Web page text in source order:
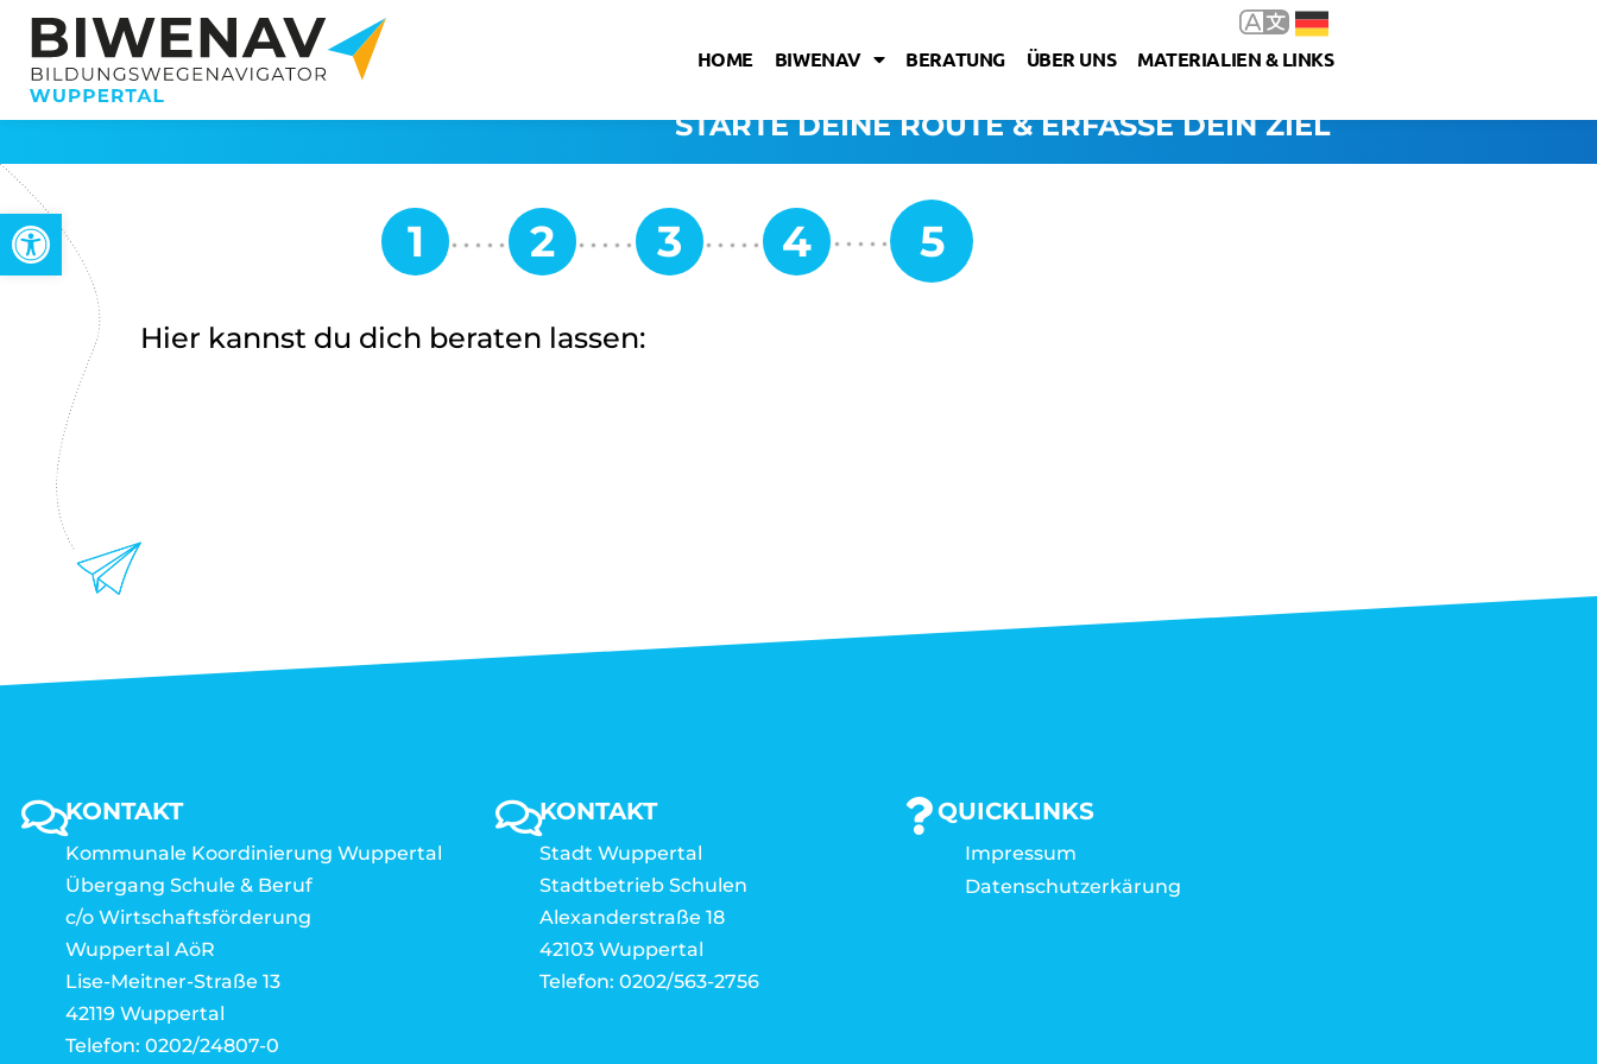
Werkzeugleiste öffnen
HOME BIWENAV BERATUNG ÜBER UNS MATERIALIEN & LINKS
STARTE DEINE ROUTE & ERFASSE DEIN ZIEL
Hier kannst du dich beraten lassen:
KONTAKT
Kommunale Koordinierung Wuppertal
Übergang Schule & Beruf
c/o Wirtschaftsförderung
Wuppertal AöR
Lise-Meitner-Straße 13
42119 Wuppertal
Telefon: 0202/24807-0
KONTAKT
Stadt Wuppertal
Stadtbetrieb Schulen
Alexanderstraße 18
42103 Wuppertal
Telefon: 0202/563-2756
QUICKLINKS
Impressum
Datenschutzerkärung